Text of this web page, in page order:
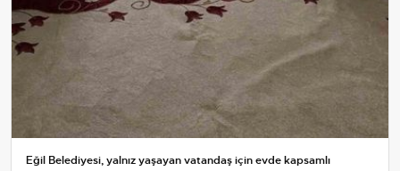
Eğil Belediyesi, yalnız yaşayan vatandaş için evde kapsamlı